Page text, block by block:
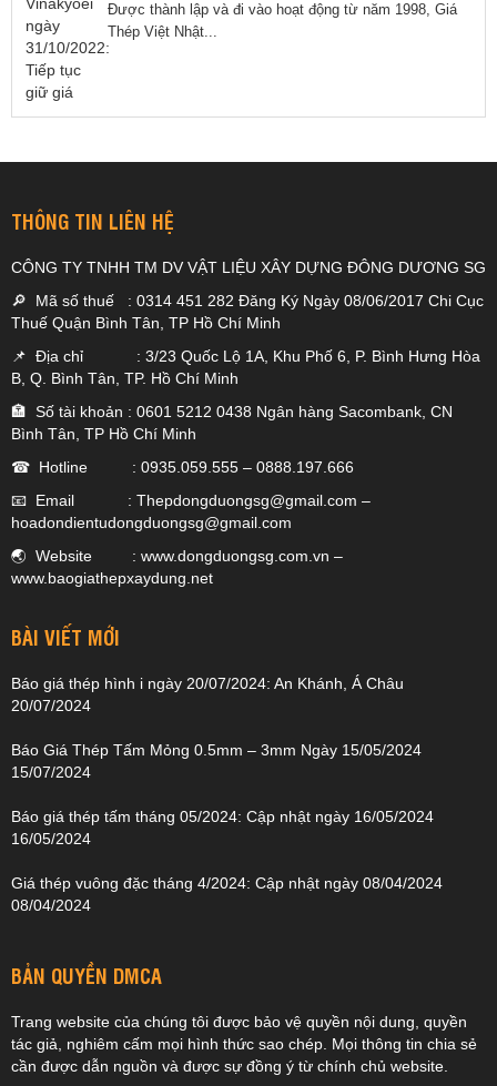
Được thành lập và đi vào hoạt động từ năm 1998, Giá
Thép Việt Nhật...
THÔNG TIN LIÊN HỆ
CÔNG TY TNHH TM DV VẬT LIỆU XÂY DỰNG ĐÔNG DƯƠNG SG
🔎 Mã số thuế : 0314 451 282 Đăng Ký Ngày 08/06/2017 Chi Cục
Thuế Quận Bình Tân, TP Hồ Chí Minh
📌 Địa chỉ : 3/23 Quốc Lộ 1A, Khu Phố 6, P. Bình Hưng Hòa
B, Q. Bình Tân, TP. Hồ Chí Minh
🏣 Số tài khoản : 0601 5212 0438 Ngân hàng Sacombank, CN
Bình Tân, TP Hồ Chí Minh
☎ Hotline : 0935.059.555 – 0888.197.666
📧 Email : Thepdongduongsg@gmail.com –
hoadondientudongduongsg@gmail.com
🌏 Website : www.dongduongsg.com.vn –
www.baogiathepxaydung.net
BÀI VIẾT MỚI
Báo giá thép hình i ngày 20/07/2024: An Khánh, Á Châu
20/07/2024
Báo Giá Thép Tấm Mỏng 0.5mm – 3mm Ngày 15/05/2024
15/07/2024
Báo giá thép tấm tháng 05/2024: Cập nhật ngày 16/05/2024
16/05/2024
Giá thép vuông đặc tháng 4/2024: Cập nhật ngày 08/04/2024
08/04/2024
BẢN QUYỀN DMCA
Trang website của chúng tôi được bảo vệ quyền nội dung, quyền
tác giả, nghiêm cấm mọi hình thức sao chép. Mọi thông tin chia sẻ
cần được dẫn nguồn và được sự đồng ý từ chính chủ website.